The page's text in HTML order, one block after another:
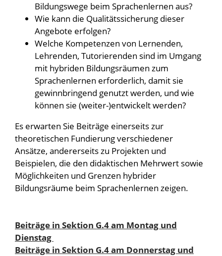
Bildungswege beim Sprachenlernen aus?
Wie kann die Qualitätssicherung dieser
Angebote erfolgen?
Welche Kompetenzen von Lernenden,
Lehrenden, Tutorierenden sind im Umgang
mit hybriden Bildungsräumen zum
Sprachenlernen erforderlich, damit sie
gewinnbringend genutzt werden, und wie
können sie (weiter-)entwickelt werden?
Es erwarten Sie Beiträge einerseits zur
theoretischen Fundierung verschiedener
Ansätze, andererseits zu Projekten und
Beispielen, die den didaktischen Mehrwert sowie
Möglichkeiten und Grenzen hybrider
Bildungsräume beim Sprachenlernen zeigen.
Beiträge in Sektion G.4 am Montag und
Dienstag
Beiträge in Sektion G.4 am Donnerstag und